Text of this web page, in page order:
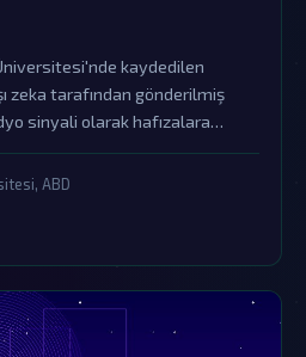
kaydedilen
zeka tarafından gönderilmiş
sinyali olarak hafızalara
yalanlamalarına rağmen, bu
komplo teorisi çevrelerinde
ABD